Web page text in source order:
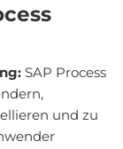
SAP Process
und zu